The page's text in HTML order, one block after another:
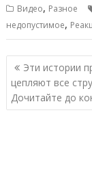
Видео, Разное
недопустимое,
Навигация
по
записям
Эти истории
цепляют все
Дочитайте до